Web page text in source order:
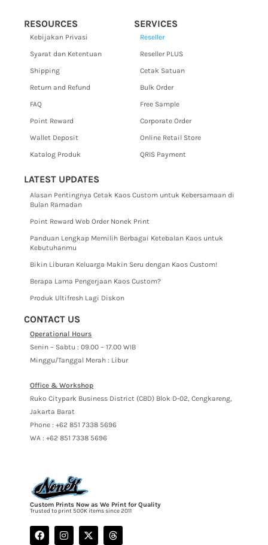
RESOURCES SERVICES
LATEST UPDATES
CONTACT US
Kebijakan Privasi
Syarat dan Ketentuan
Shipping
Return and Refund
FAQ
Point Reward
Wallet Deposit
Katalog Produk
Reseller
Reseller PLUS
Cetak Satuan
Bulk Order
Free Sample
Corporate Order
Online Retail Store
QRIS Payment
Alasan Pentingnya Cetak Kaos Custom untuk Kebersamaan di
Bulan Ramadan
Point Reward Web Order Nonek Print
Panduan Lengkap Memilih Berbagai Ketebalan Kaos untuk
Kebutuhanmu
Bikin Liburan Keluarga Makin Seru dengan Kaos Custom!
Berapa Lama Pengerjaan Kaos Custom?
Produk Ultifresh Lagi Diskon
Operational Hours
Senin – Sabtu : 09.00 – 17.00 WIB
Minggu/Tanggal Merah : Libur
Office & Workshop
Ruko Citypark Business District (CBD) Blok D-02, Cengkareng,
Jakarta Barat
Phone : +62 851 7338 5696
WA : +62 851 7338 5696
Custom Prints Now as We Print for Quality
Trusted to print 500K items since 2011